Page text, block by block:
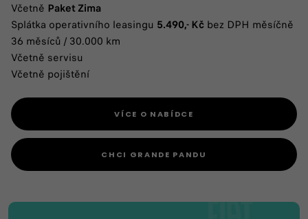
Včetně Paket Zima
Splátka operativního leasingu 5.490,- Kč bez DPH měsíčně
36 měsíců / 30.000 km
Včetně servisu
Včetně pojištění
VÍCE O NABÍDCE
CHCI GRANDE PANDU